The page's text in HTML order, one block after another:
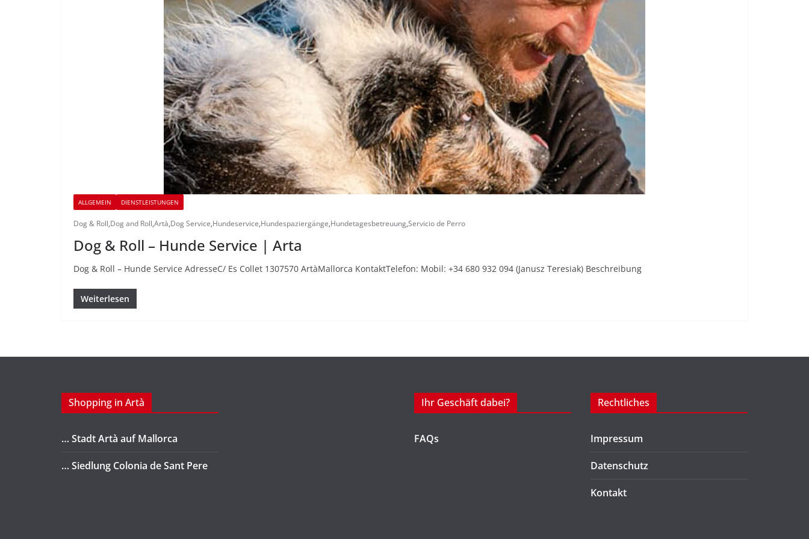
ALLGEMEIN DIENSTLEISTUNGEN
Dog & Roll,Dog and Roll,Artà,Dog Service,Hundeservice,Hundespaziergänge,Hundetagesbetreuung,Servicio de Perro
Dog & Roll – Hunde Service | Arta
Dog & Roll – Hunde Service AdresseC/ Es Collet 1307570 ArtàMallorca KontaktTelefon: Mobil: +34 680 932 094 (Janusz Teresiak) Beschreibung
Weiterlesen
Shopping in Artà
… Stadt Artà auf Mallorca
… Siedlung Colonia de Sant Pere
Ihr Geschäft dabei?
FAQs
Rechtliches
Impressum
Datenschutz
Kontakt